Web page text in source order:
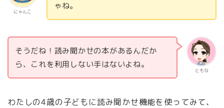
にゃんこ
ゃね。
ともな
そうだね！読み聞かせの本があるんだか
ら、これを利用しない手はないよね。
わたしの4歳の子どもに読み聞かせ機能を使ってみて、